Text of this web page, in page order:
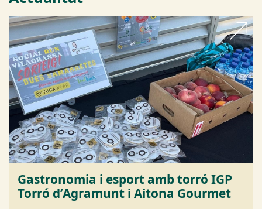
Gastronomia i esport amb torró IGP
Torró d’Agramunt i Aitona Gourmet